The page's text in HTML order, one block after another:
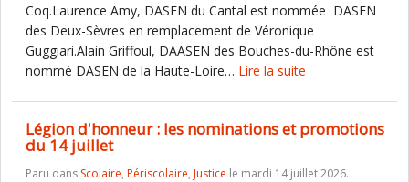
Coq.Laurence Amy, DASEN du Cantal est nommée DASEN
des Deux-Sèvres en remplacement de Véronique
Guggiari.Alain Griffoul, DAASEN des Bouches-du-Rhône est
nommé DASEN de la Haute-Loire… Lire la suite
Légion d'honneur : les nominations et promotions
du 14 juillet
Paru dans Scolaire, Périscolaire, Justice le mardi 14 juillet 2026.